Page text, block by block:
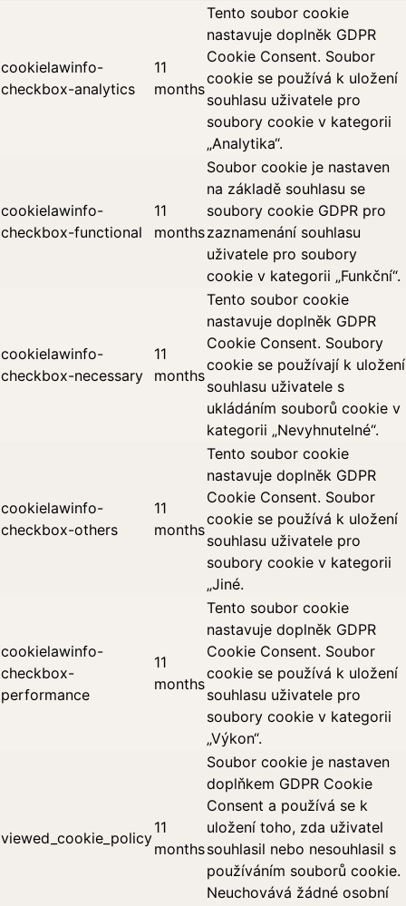
cookielawinfo-
checkbox-analytics
11
months
Tento soubor cookie
nastavuje doplněk GDPR
Cookie Consent. Soubor
cookie se používá k uložení
souhlasu uživatele pro
soubory cookie v kategorii
„Analytika“.
cookielawinfo-
checkbox-functional
11
months
Soubor cookie je nastaven
na základě souhlasu se
soubory cookie GDPR pro
zaznamenání souhlasu
uživatele pro soubory
cookie v kategorii „Funkční“.
cookielawinfo-
checkbox-necessary
11
months
Tento soubor cookie
nastavuje doplněk GDPR
Cookie Consent. Soubory
cookie se používají k uložení
souhlasu uživatele s
ukládáním souborů cookie v
kategorii „Nevyhnutelné“.
cookielawinfo-
checkbox-others
11
months
Tento soubor cookie
nastavuje doplněk GDPR
Cookie Consent. Soubor
cookie se používá k uložení
souhlasu uživatele pro
soubory cookie v kategorii
„Jiné.
cookielawinfo-
checkbox-
performance
11
months
Tento soubor cookie
nastavuje doplněk GDPR
Cookie Consent. Soubor
cookie se používá k uložení
souhlasu uživatele pro
soubory cookie v kategorii
„Výkon“.
viewed_cookie_policy
11
months
Soubor cookie je nastaven
doplňkem GDPR Cookie
Consent a používá se k
uložení toho, zda uživatel
souhlasil nebo nesouhlasil s
používáním souborů cookie.
Neuchovává žádné osobní